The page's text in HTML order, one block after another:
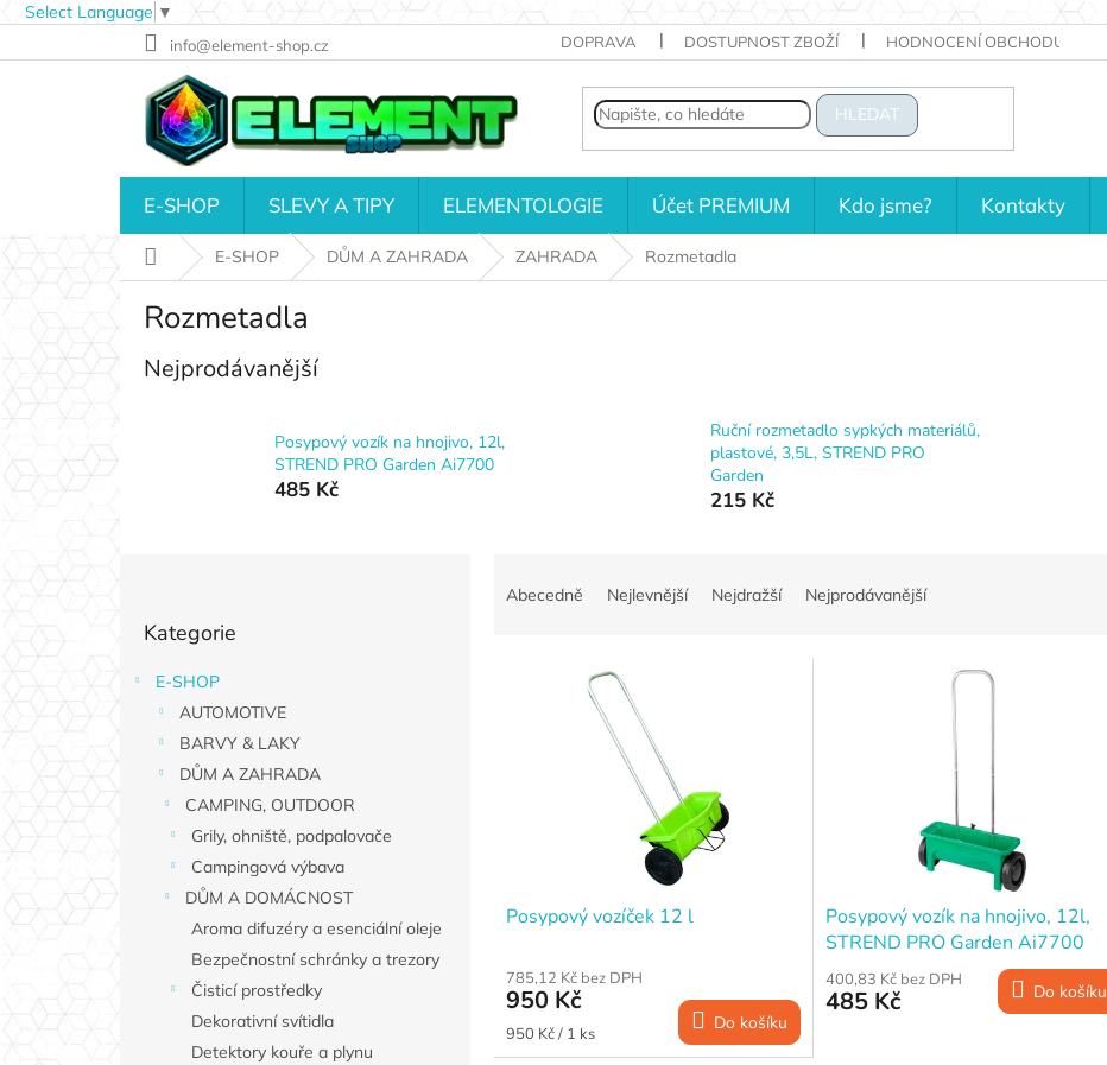
Select Language ▼
na
info@element-shop.cz DOPRAVA DOSTUPNOST ZBOŽÍ HODNOCENÍ OBCHODU
HLEDAT
E-SHOP SLEVY A TIPY ELEMENTOLOGIE Účet PREMIUM Kdo jsme? Kontakty
Domů E-SHOP DŮM A ZAHRADA ZAHRADA Rozmetadla
Rozmetadla
Nejprodávanější
Posypový vozík na hnojivo, 12l,
STREND PRO Garden Ai7700
485 Kč
Ruční rozmetadlo sypkých materiálů,
plastové, 3,5L, STREND PRO
Garden
215 Kč
a
n
p
a
kategorie
Kategorie
E-SHOP
AUTOMOTIVE
BARVY & LAKY
DŮM A ZAHRADA
CAMPING, OUTDOOR
Grily, ohniště, podpalovače
Campingová výbava
DŮM A DOMÁCNOST
Aroma difuzéry a esenciální oleje
Bezpečnostní schránky a trezory
Čisticí prostředky
Dekorativní svítidla
Detektory kouře a plynu
Abecedně Nejlevnější Nejdražší Nejprodávanější
Posypový vozíček 12 l
785,12 Kč bez DPH
950 Kč
Měrná
cena:
950 Kč / 1 ks Do košíku
Posypový vozík na hnojivo, 12l,
STREND PRO Garden Ai7700
400,83 Kč bez DPH
485 Kč Do košíku